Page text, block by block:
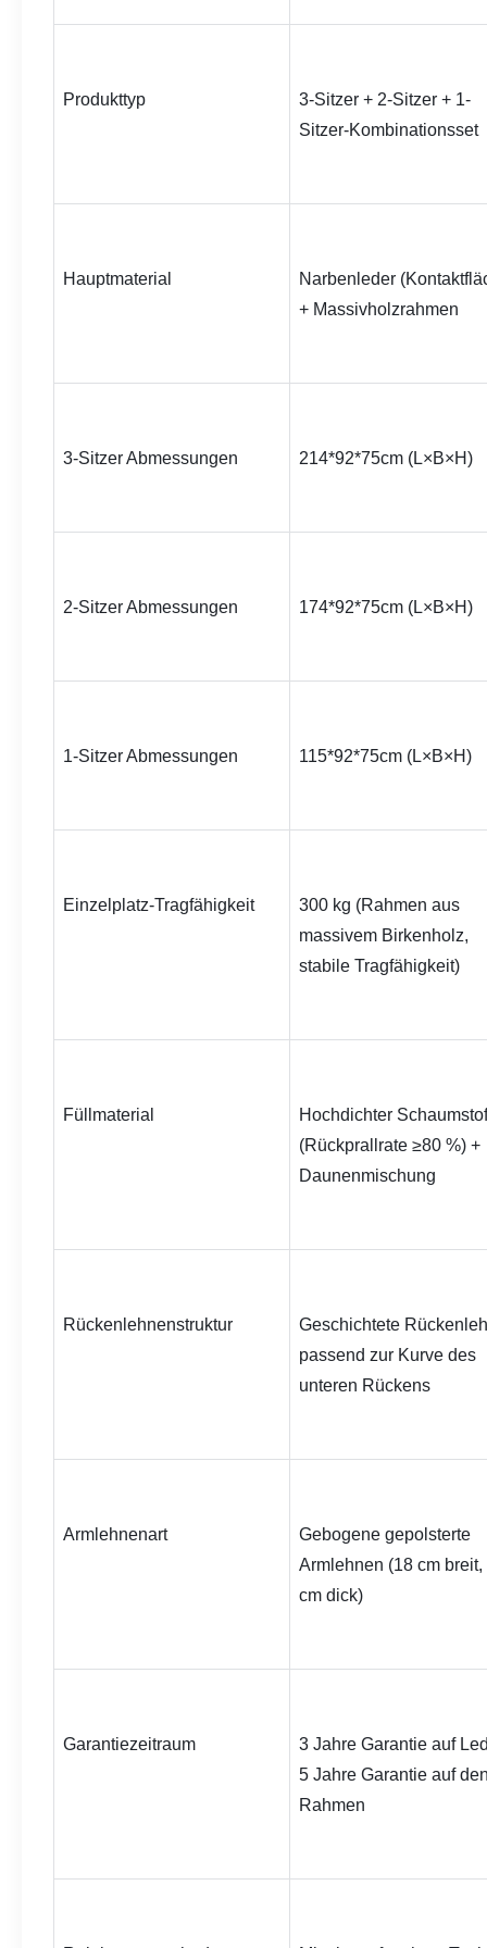
Produkttyp
3-Sitzer + 2-Sitzer + 1-
Sitzer-Kombinationsset
Hauptmaterial
Narbenleder
+ Massivholzrahmen
3-Sitzer Abmessungen 214*92*75cm (L×B×H)
2-Sitzer Abmessungen 174*92*75cm (L×B×H)
1-Sitzer Abmessungen 115*92*75cm (L×B×H)
Einzelplatz-Tragfähigkeit
300 kg (Rahmen aus
massivem Birkenholz,
stabile Tragfähigkeit)
Füllmaterial
Hochdichter
(Rückprallrate ≥80 %) +
Daunenmischung
Rückenlehnenstruktur
Geschichtete
passend zur Kurve des
unteren Rückens
Armlehnenart
Gebogene gepolsterte
Armlehnen (18 cm breit,
cm dick)
Garantiezeitraum
3 Jahre Garantie auf
5 Jahre Garantie auf
Rahmen